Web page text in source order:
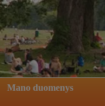
Mano duomenys